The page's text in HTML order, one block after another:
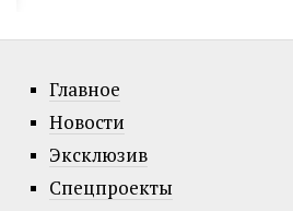
Главное
Новости
Эксклюзив
Спецпроекты